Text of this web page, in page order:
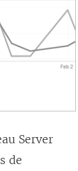
Server
de